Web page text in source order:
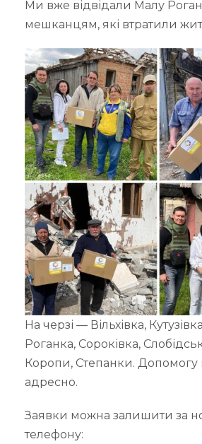
Ми вже відвідали Малу
мешканцям, які втратили
На черзі — Вільхівка,
Роганка, Сороківка,
Коропи, Степанки. Допомогу
адресно.
Заявки можна залишити за
телефону: